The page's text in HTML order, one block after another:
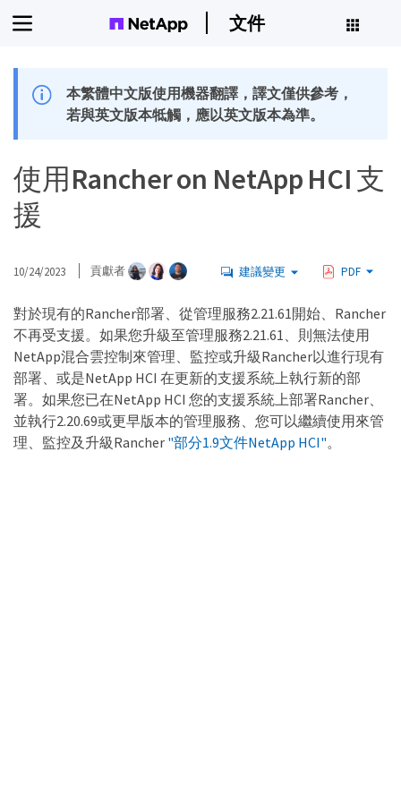
文件
本繁體中文版使用機器翻譯，譯文僅供參考，
若與英文版本牴觸，應以英文版本為準。
使用Rancher on NetApp HCI 支
援
10/24/2023 貢獻者 建議變更 PDF
對於現有的Rancher部署、從管理服務2.21.61開始、Rancher
不再受支援。如果您升級至管理服務2.21.61、則無法使用
NetApp混合雲控制來管理、監控或升級Rancher以進行現有
部署、或是NetApp HCI 在更新的支援系統上執行新的部
署。如果您已在NetApp HCI 您的支援系統上部署Rancher、
並執行2.20.69或更早版本的管理服務、您可以繼續使用來管
理、監控及升級Rancher "部分1.9文件NetApp HCI"。